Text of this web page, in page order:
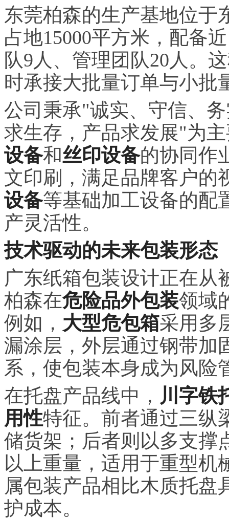
东莞柏森的生产基地位于
占地15000平方米，配备
队9人、管理团队20人。
时承接大批量订单与小批
公司秉承"诚实、守信、
求生存，产品求发展"为
设备和丝印设备的协同作
文印刷，满足品牌客户的
设备等基础加工设备的配
产灵活性。
技术驱动的未来包装形态
广东纸箱包装设计正在从
柏森在危险品外包装领域
例如， 大型危包箱采用多
漏涂层，外层通过钢带加
系，使包装本身成为风险
在托盘产品线中， 川字铁
用性特征。前者通过三纵
储货架；后者则以多支撑
以上重量，适用于重型机
属包装产品相比木质托盘
护成本。